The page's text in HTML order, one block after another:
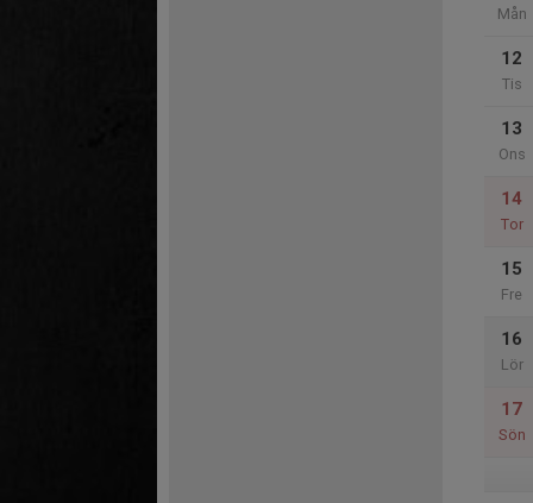
Mån
12
Tis
13
Ons
14
Tor
15
Fre
16
Lör
17
Sön